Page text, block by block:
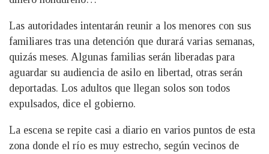
Las autoridades intentarán reunir a los menores con sus
familiares tras una detención que durará varias semanas,
quizás meses. Algunas familias serán liberadas para
aguardar su audiencia de asilo en libertad, otras serán
deportadas. Los adultos que llegan solos son todos
expulsados, dice el gobierno.
La escena se repite casi a diario en varios puntos de esta
zona donde el río es muy estrecho, según vecinos de